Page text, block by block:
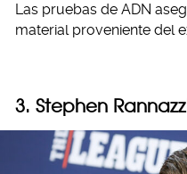
Las pruebas de ADN
material proveniente del
3. Stephen